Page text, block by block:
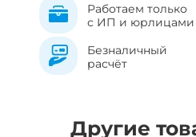
Работаем только
с ИП и юрлицами
Безналичный
расчёт
Другие